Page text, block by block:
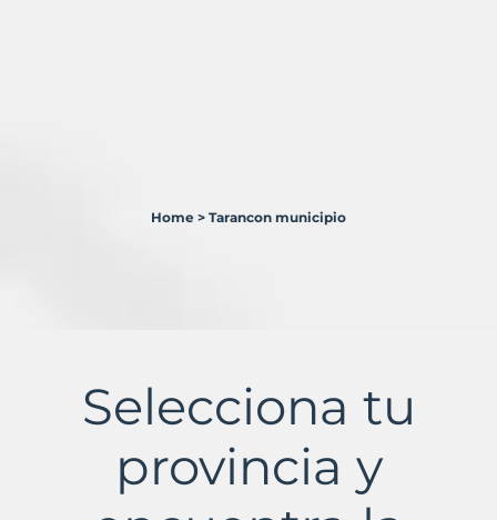
Murbalands
Home > Tarancon municipio
Selecciona tu
provincia y